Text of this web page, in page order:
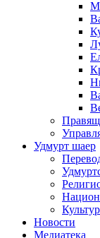
Удмурт шаер
Новости
Медиатека